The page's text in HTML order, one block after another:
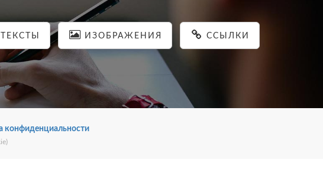
ТЕКСТЫ ИЗОБРАЖЕНИЯ ССЫЛКИ
конфиденциальности